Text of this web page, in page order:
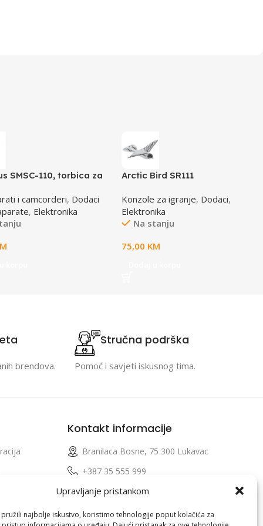
Upravljanje pristankom
najbolje iskustvo, koristimo tehnologije poput kolačića za
SMSC-110, torbica za
i camcorderi, Dodaci
, Elektronika
Arctic Bird SR111
Konzole za igranje, Dodaci,
Elektronika
Na stanju
75,00 KM
brendova.
Stručna podrška
Pomoć i savjeti iskusnog tima.
Kontakt informacije
Branilaca Bosne, 75 300 Lukavac
+387 35 555 999
info@pconer.ba
ID: 4210115760008